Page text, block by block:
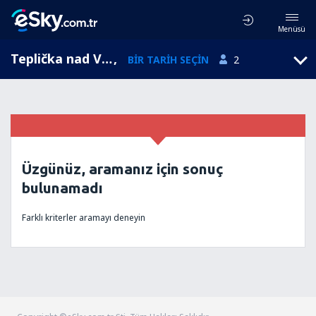
Menüsü
Teplička nad Váhom, Zilina bölgesi , Slovakya, BIR TARIH SEÇIN 2
Üzgünüz, aramanız için sonuç
bulunamadı
Farklı kriterler aramayı deneyin